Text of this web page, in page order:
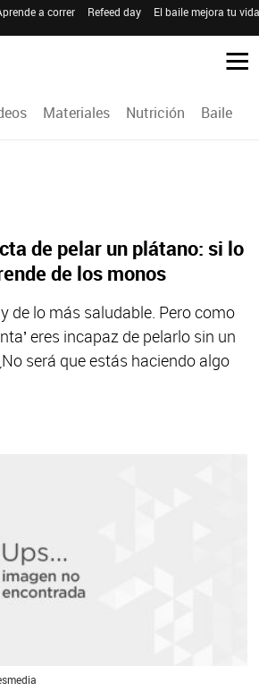
a correr Refeed day El baile mejora tu
Materiales Nutrición Baile
de pelar un plátano: si lo
de los monos
de lo más saludable. Pero como
eres incapaz de pelarlo sin un
será que estás haciendo algo